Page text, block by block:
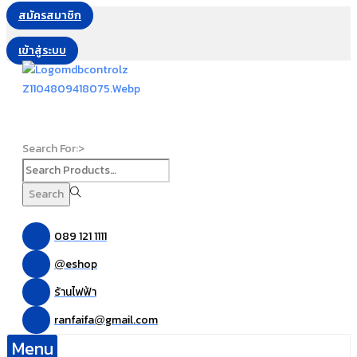
สมัครสมาชิก
เข้าสู่ระบบ
Search For:>
Search
089 121 1111
@eshop
ร้านไฟฟ้า
ranfaifa@gmail.com
Menu